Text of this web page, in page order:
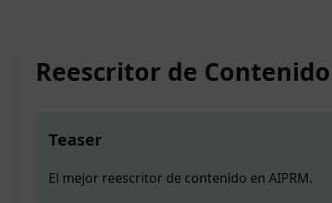
Reescritor de Contenido
Teaser
El mejor reescritor de contenido en AIPRM.